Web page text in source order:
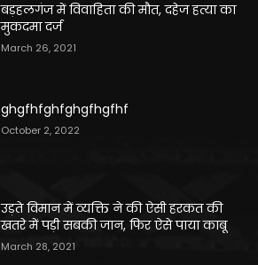
बड़हलगंज में विवाहिता की मौत, दहेज हत्या का
मुकदमा दर्ज
March 26, 2021
ghgfhfghfghgfhgfhf
October 2, 2022
उड़ते विमान में व्यक्ति ने की ऐसी हरकत की
खतरे में पड़ी सबकी जान, फिर ऐसे पाया काबू
March 28, 2021